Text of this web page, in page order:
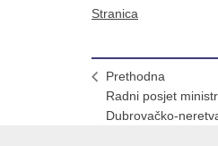
Stranica
Prethodna
Radni posjet
Dubrovačko-